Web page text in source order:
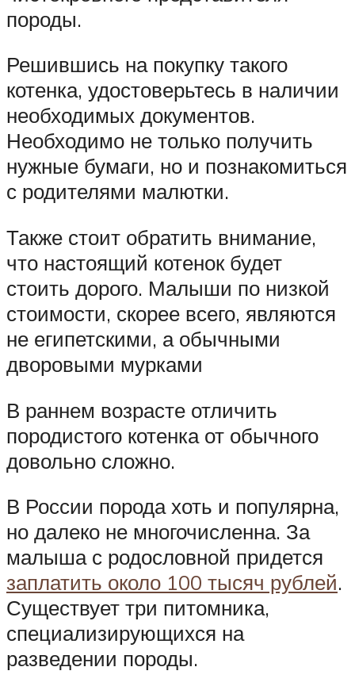
породы.
Решившись на покупку такого
котенка, удостоверьтесь в наличии
необходимых документов.
Необходимо не только получить
нужные бумаги, но и познакомиться
с родителями малютки.
Также стоит обратить внимание,
что настоящий котенок будет
стоить дорого. Малыши по низкой
стоимости, скорее всего, являются
не египетскими, а обычными
дворовыми мурками
В раннем возрасте отличить
породистого котенка от обычного
довольно сложно.
В России порода хоть и популярна,
но далеко не многочисленна. За
малыша с родословной придется
заплатить около 100 тысяч рублей.
Существует три питомника,
специализирующихся на
разведении породы.